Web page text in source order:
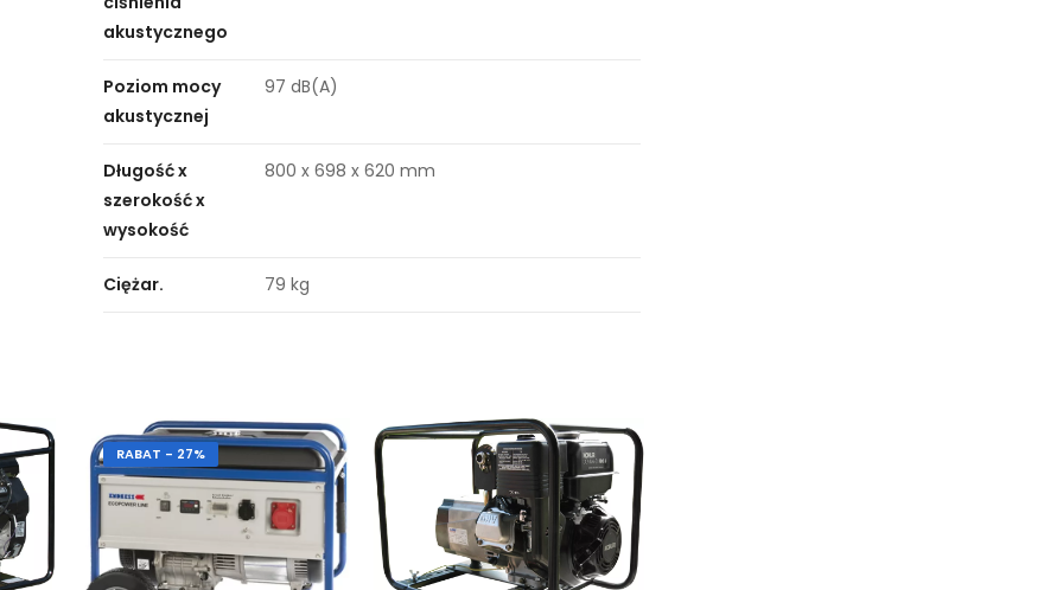
akustycznego
Poziom mocy
akustycznej
97 dB(A)
Długość x
szerokość x
wysokość
800 x 698 x 620 mm
Ciężar. 79 kg
RABAT - 27%